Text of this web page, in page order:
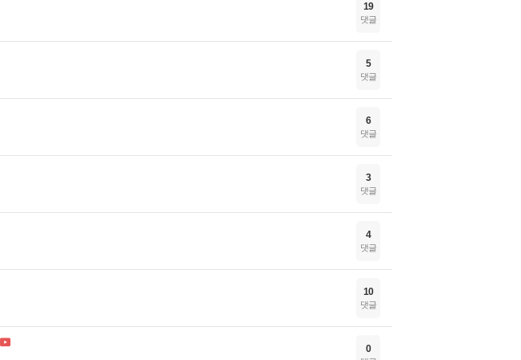
19
댓글
5
댓글
6
댓글
3
댓글
4
댓글
10
댓글
0